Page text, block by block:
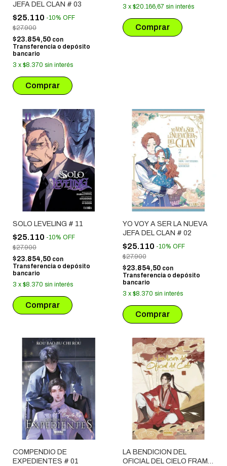
JEFA DEL CLAN # 03
$25.110 -10% OFF
$27.900
$23.854,50 con
Transferencia o depósito
bancario
3 x $8.370 sin interés
3 x $20.166,67 sin interés
SOLO LEVELING # 11
$25.110 -10% OFF
$27.900
$23.854,50 con
Transferencia o depósito
bancario
3 x $8.370 sin interés
YO VOY A SER LA NUEVA
JEFA DEL CLAN # 02
$25.110 -10% OFF
$27.900
$23.854,50 con
Transferencia o depósito
bancario
3 x $8.370 sin interés
COMPENDIO DE
EXPEDIENTES # 01
LA BENDICION DEL
OFICIAL DEL CIELO FRAME